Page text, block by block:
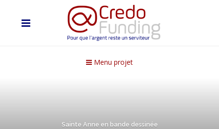
Menu projet
Sainte Anne en bande dessinée